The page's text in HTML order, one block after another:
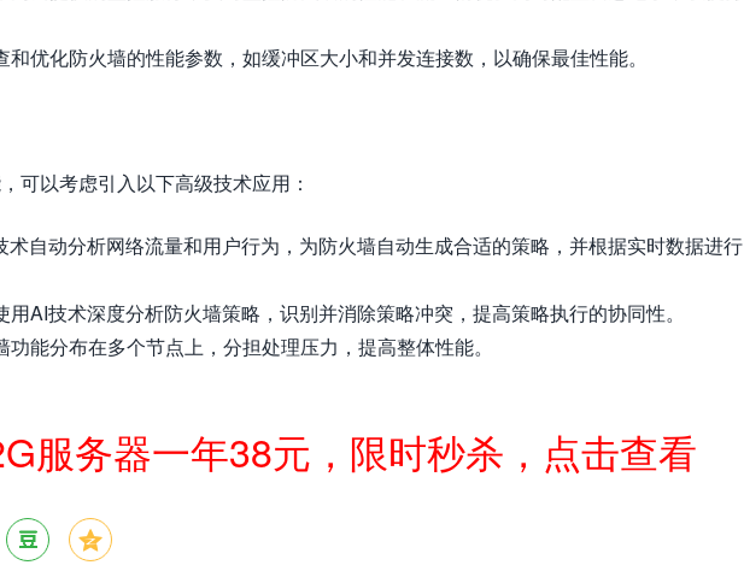
和优化防火墙的性能参数，如缓冲区大小和并发连接数，以确保最佳性能。
可以考虑引入以下高级技术应用：
术自动分析网络流量和用户行为，为防火墙自动生成合适的策略，并根据实时数据进行
用AI技术深度分析防火墙策略，识别并消除策略冲突，提高策略执行的协同性。
功能分布在多个节点上，分担处理压力，提高整体性能。
服务器一年38元，限时秒杀，点击查看
 